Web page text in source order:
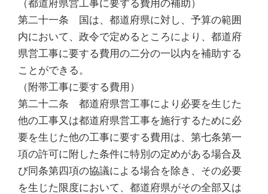
（都道府県営工事に要する費用の補助）
第二十一条 国は、都道府県に対し、予算の範囲
内において、政令で定めるところにより、都道府
県営工事に要する費用の二分の一以内を補助する
ことができる。
（附帯工事に要する費用）
第二十二条 都道府県営工事により必要を生じた
他の工事又は都道府県営工事を施行するために必
要を生じた他の工事に要する費用は、第七条第一
項の許可に附した条件に特別の定めがある場合及
び同条第四項の協議による場合を除き、その必要
を生じた限度において、都道府県がその全部又は